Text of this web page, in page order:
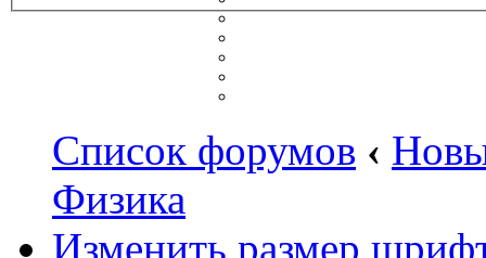
НЕПРОЧИТАННЫЕ
Список форумов ‹
Физика
Изменить размер